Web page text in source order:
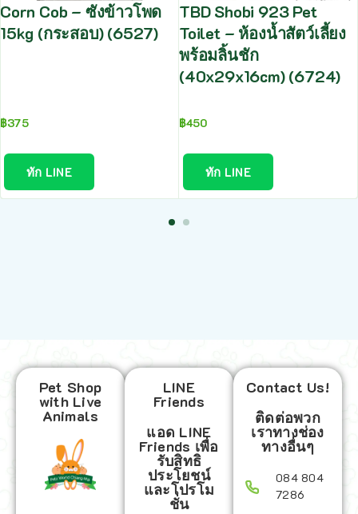
Corn Cob – ซังข้าวโพด
15kg (กระสอบ) (6527)
฿375
ทัก LINE
TBD Shobi 923 Pet
Toilet – ห้องน้ำสัตว์เลี้ยง
พร้อมลิ้นชัก
(40x29x16cm) (6724)
฿450
ทัก LINE
Pet Shop
with Live
Animals
LINE
Friends
แอด LINE
Friends เพื่อ
รับสิทธิ
ประโยชน์
และโปรโม
ชั่น
Contact Us!
ติดต่อพวก
เราทางช่อง
ทางอื่นๆ
084 804
7286